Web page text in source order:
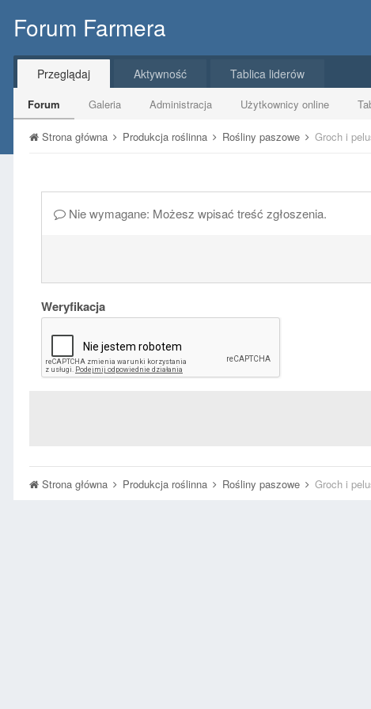
Forum Farmera
Przeglądaj
Forum Galeria Administracja Użytkownicy online
Aktywność Tablica liderów
Strona główna Produkcja roślinna Rośliny paszowe Groch i
Nie wymagane: Możesz wpisać treść zgłoszenia.
Weryfikacja
Strona główna Produkcja roślinna Rośliny paszowe Groch i